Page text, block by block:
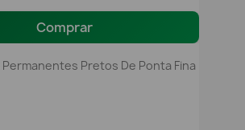
Comprar
Pretos De Ponta Fina